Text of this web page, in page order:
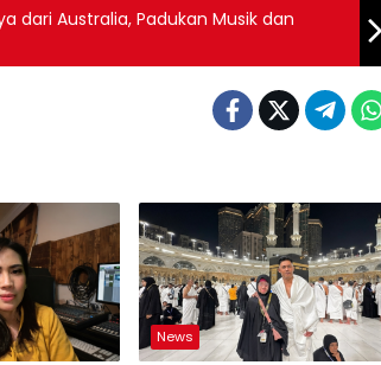
dari Australia, Padukan Musik dan
News